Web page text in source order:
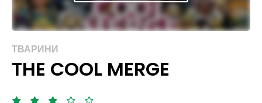
ТВАРИНИ
THE COOL MERGE